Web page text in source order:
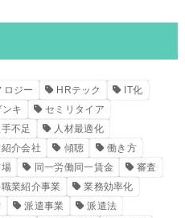
ロジー HRテック
IT化
ンキ
セミリタイア
手不足
人材最適化
紹介会社 傾聴
働き方
同一労働同一賃金
審査
業紹介事業
業務効率化
派遣事業
派遣法